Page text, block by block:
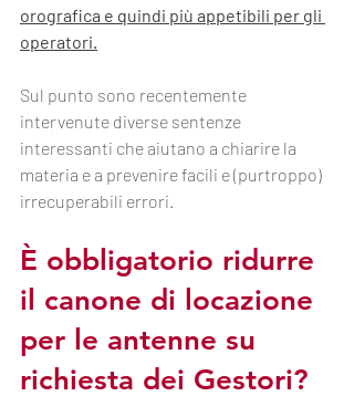
orografica e quindi più appetibili per gli
operatori.
Sul punto sono recentemente
intervenute diverse sentenze
interessanti che aiutano a chiarire la
materia e a prevenire facili e (purtroppo)
irrecuperabili errori.
È obbligatorio ridurre
il canone di locazione
per le antenne su
richiesta dei Gestori?